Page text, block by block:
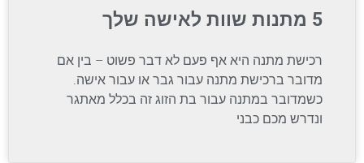
5 מתנות שוות לאישה שלך
רכישת מתנה היא אף פעם לא דבר פשוט – בין אם
מדובר ברכישת מתנה עבור גבר או עבור אישה.
כשמדובר במתנה עבור בת הזוג זה בכלל מאתגר
ונדרש מכם כבני